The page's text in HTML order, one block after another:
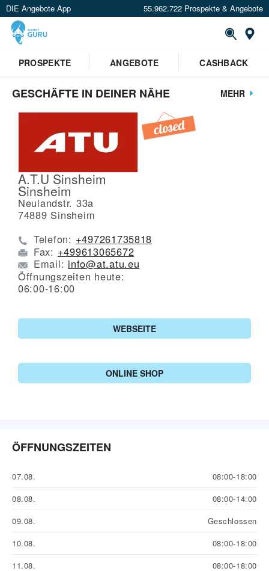
DIE Angebote App 55.962.722 Prospekte & Angebote
PROSPEKTE
ANGEBOTE CASHBACK
GESCHÄFTE IN DEINER NÄHE MEHR
A.T.U Sinsheim
Sinsheim
Neulandstr. 33a
74889 Sinsheim
Telefon: +497261735818
Fax: +499613065672
Email: info@at.atu.eu
Öffnungszeiten heute:
06:00-16:00
WEBSEITE
ONLINE SHOP
ÖFFNUNGSZEITEN
07.08.
08:00-18:00
08.08.
08:00-14:00
09.08.
Geschlossen
10.08.
08:00-18:00
11.08.
08:00-18:00